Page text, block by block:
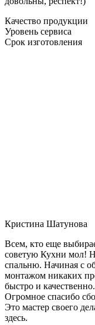
Качество продукции
Уровень сервиса
Срок изготовления
Кристина Шатунова
Всем, кто еще
советую Кухни мол!
спальню. Начиная с
монтажом никаких
быстро и
Огромное спасибо
Это мастер своего
здесь.